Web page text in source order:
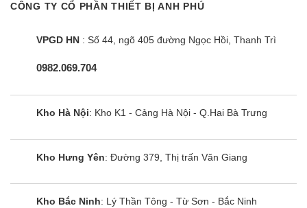
CÔNG TY CỔ PHẦN THIẾT BỊ ANH PHÚ
VPGD HN : Số 44, ngõ 405 đường Ngọc Hồi, Thanh Trì
0982.069.704
Kho Hà Nội: Kho K1 - Cảng Hà Nội - Q.Hai Bà Trưng
Kho Hưng Yên: Đường 379, Thị trấn Văn Giang
Kho Bắc Ninh: Lý Thần Tông - Từ Sơn - Bắc Ninh